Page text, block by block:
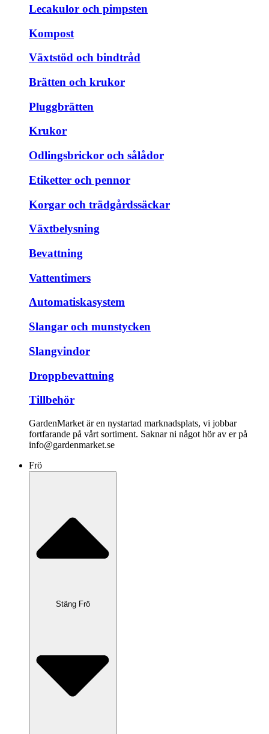
Lecakulor och pimpsten
Kompost
Växtstöd och bindtråd
Brätten och krukor
Pluggbrätten
Krukor
Odlingsbrickor och sålådor
Etiketter och pennor
Korgar och trädgårdssäckar
Växtbelysning
Bevattning
Vattentimers
Automatiskasystem
Slangar och munstycken
Slangvindor
Droppbevattning
Tillbehör
GardenMarket är en nystartad marknadsplats, vi jobbar
fortfarande på vårt sortiment. Saknar ni något hör av er på
info@gardenmarket.se
Frö
Stäng Frö